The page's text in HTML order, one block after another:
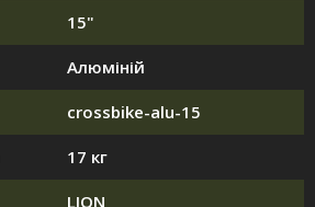
15"
Алюміній
crossbike-alu-15
17 кг
LION